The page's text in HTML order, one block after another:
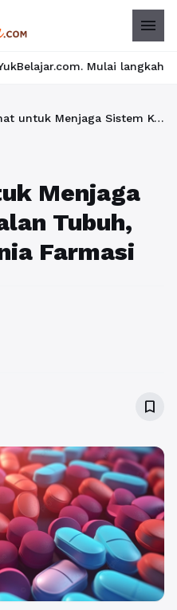
menu
langkah suksesmu
Kiat Sehat untuk Menjaga Sistem Kekebalan Tubuh, Perspektif Dunia Farmasi
Menjaga
Tubuh,
Farmasi
bookmark_border